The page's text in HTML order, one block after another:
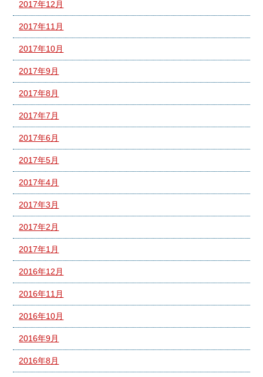
2017年12月
2017年11月
2017年10月
2017年9月
2017年8月
2017年7月
2017年6月
2017年5月
2017年4月
2017年3月
2017年2月
2017年1月
2016年12月
2016年11月
2016年10月
2016年9月
2016年8月